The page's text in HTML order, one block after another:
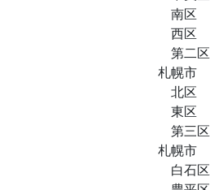
南区
西区
第二区
札幌市
北区
東区
第三区
札幌市
白石区